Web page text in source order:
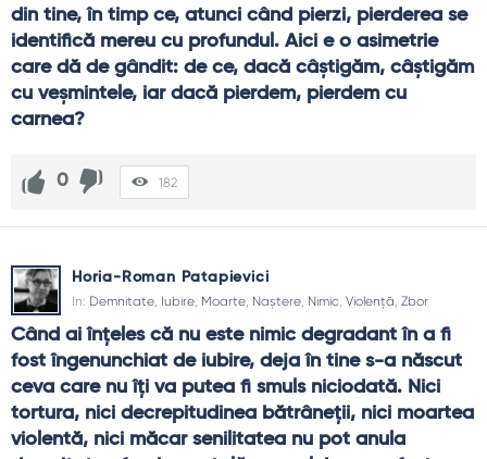
din tine, în timp ce, atunci când pierzi, pierderea se
identifică mereu cu profundul. Aici e o asimetrie
care dă de gândit: de ce, dacă câştigăm, câştigăm
cu veşmintele, iar dacă pierdem, pierdem cu
carnea?
0 182
Horia-Roman Patapievici
In: Demnitate, Iubire, Moarte, Naștere, Nimic, Violență, Zbor
Când ai înţeles că nu este nimic degradant în a fi
fost îngenunchiat de iubire, deja în tine s-a născut
ceva care nu îţi va putea fi smuls niciodată. Nici
tortura, nici decrepitudinea bătrâneţii, nici moartea
violentă, nici măcar senilitatea nu pot anula